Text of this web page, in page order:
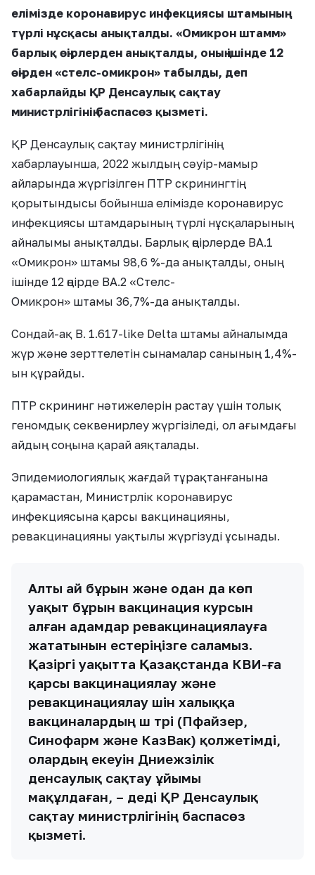
елімізде коронавирус инфекциясы штамының
түрлі нұсқасы анықталды. «Омикрон штамм»
барлық өңірлерден анықталды, оның ішінде 12
өңірден «стелс-омикрон» табылды, деп
хабарлайды ҚР Денсаулық сақтау
министрлігінің баспасөз қызметі.
ҚР Денсаулық сақтау министрлігінің
хабарлауынша, 2022 жылдың сәуір-мамыр
айларында жүргізілген ПТР скринингтің
қорытындысы бойынша елімізде коронавирус
инфекциясы штамдарының түрлі нұсқаларының
айналымы анықталды. Барлық өңірлерде BA.1
«Омикрон» штамы 98,6 %-да анықталды, оның
ішінде 12 өңірде BA.2 «Стелс-
Омикрон» штамы 36,7%-да анықталды.
Сондай-ақ B. 1.617-like Delta штамы айналымда
жүр және зерттелетін сынамалар санының 1,4%-
ын құрайды.
ПТР скрининг нәтижелерін растау үшін толық
геномдық секвенирлеу жүргізіледі, ол ағымдағы
айдың соңына қарай аяқталады.
Эпидемиологиялық жағдай тұрақтанғанына
қарамастан, Министрлік коронавирус
инфекциясына қарсы вакцинацияны,
ревакцинацияны уақтылы жүргізуді ұсынады.
Алты ай бұрын және одан да көп
уақыт бұрын вакцинация курсын
алған адамдар ревакцинациялауға
жататынын естеріңізге саламыз.
Қазіргі уақытта Қазақстанда КВИ-ға
қарсы вакцинациялау және
ревакцинациялау үшін халыққа
вакциналардың үш түрі (Пфайзер,
Синофарм және КазВак) қолжетімді,
олардың екеуін Дүниежүзілік
денсаулық сақтау ұйымы
мақұлдаған, – деді ҚР Денсаулық
сақтау министрлігінің баспасөз
қызметі.